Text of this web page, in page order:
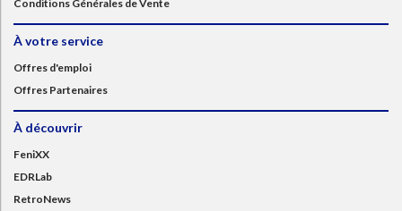
Conditions Générales de Vente
À votre service
Offres d'emploi
Offres Partenaires
À découvrir
FeniXX
EDRLab
RetroNews